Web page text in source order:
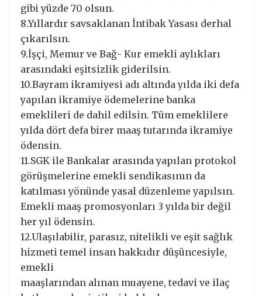
gibi yüzde 70 olsun.
8.Yıllardır savsaklanan İntibak Yasası derhal
çıkarılsın.
9.İşçi, Memur ve Bağ- Kur emekli aylıkları
arasındaki eşitsizlik giderilsin.
10.Bayram ikramiyesi adı altında yılda iki defa
yapılan ikramiye ödemelerine banka
emeklileri de dahil edilsin. Tüm emeklilere
yılda dört defa birer maaş tutarında ikramiye
ödensin.
11.SGK ile Bankalar arasında yapılan protokol
görüşmelerine emekli sendikasının da
katılması yönünde yasal düzenleme yapılsın.
Emekli maaş promosyonları 3 yılda bir değil
her yıl ödensin.
12.Ulaşılabilir, parasız, nitelikli ve eşit sağlık
hizmeti temel insan hakkıdır düşüncesiyle,
emekli
maaşlarından alınan muayene, tedavi ve ilaç